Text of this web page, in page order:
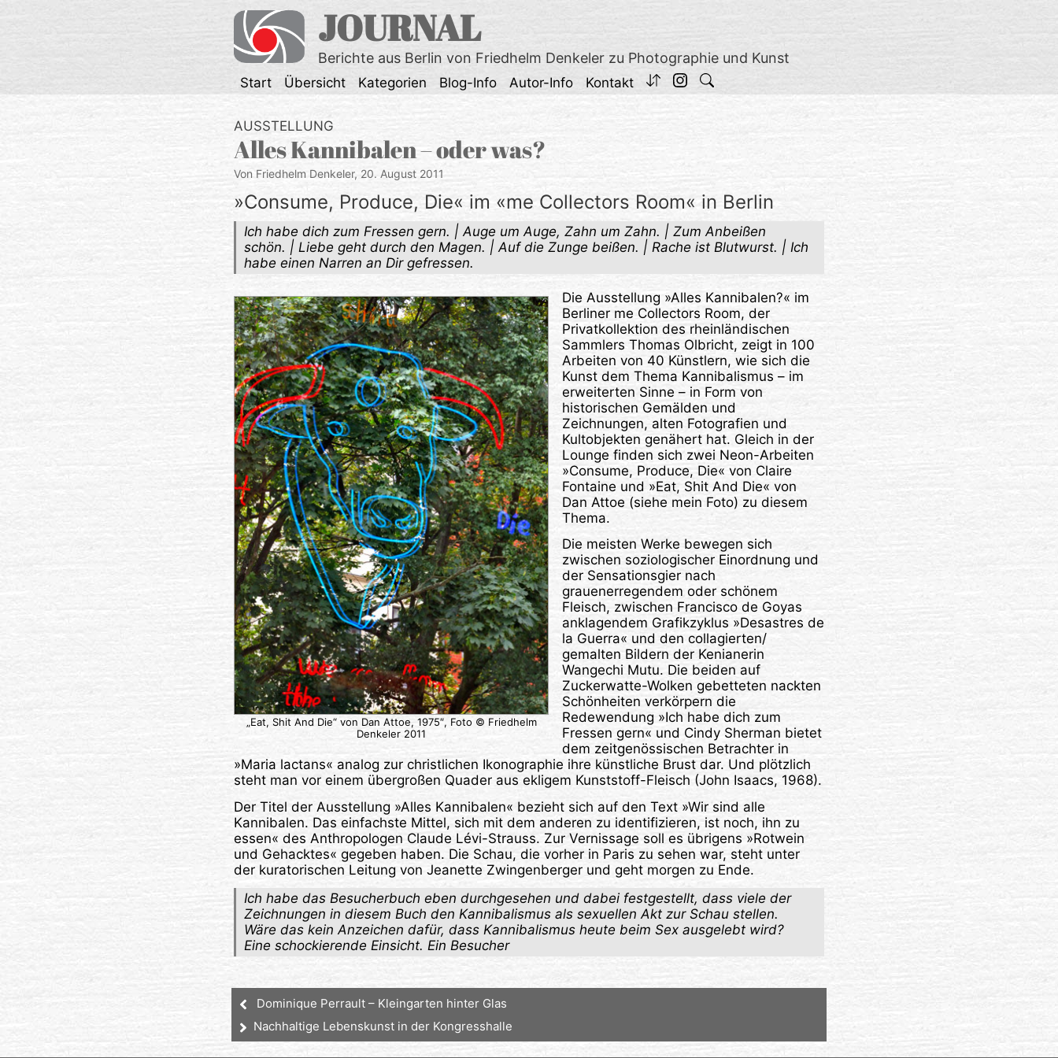
JOURNAL
Berichte aus Berlin von Friedhelm Denkeler zu Photographie und Kunst
Start Übersicht Kategorien Blog-Info Autor-Info Kontakt
AUSSTELLUNG
Alles Kannibalen – oder was?
Von Friedhelm Denkeler, 20. August 2011
»Consume, Produce, Die« im «me Collectors Room« in Berlin
Ich habe dich zum Fressen gern. | Auge um Auge, Zahn um Zahn. | Zum Anbeißen
schön. | Liebe geht durch den Magen. | Auf die Zunge beißen. | Rache ist Blutwurst. | Ich
habe einen Narren an Dir gefressen.
„Eat, Shit And Die“ von Dan Attoe, 1975″, Foto © Friedhelm
Denkeler 2011
Die Ausstellung »Alles Kannibalen?« im
Berliner me Collectors Room, der
Privatkollektion des rheinländischen
Sammlers Thomas Olbricht, zeigt in 100
Arbeiten von 40 Künstlern, wie sich die
Kunst dem Thema Kannibalismus – im
erweiterten Sinne – in Form von
historischen Gemälden und
Zeichnungen, alten Fotografien und
Kultobjekten genähert hat. Gleich in der
Lounge finden sich zwei Neon-Arbeiten
»Consume, Produce, Die« von Claire
Fontaine und »Eat, Shit And Die« von
Dan Attoe (siehe mein Foto) zu diesem
Thema.
Die meisten Werke bewegen sich
zwischen soziologischer Einordnung und
der Sensationsgier nach
grauenerregendem oder schönem
Fleisch, zwischen Francisco de Goyas
anklagendem Grafikzyklus »Desastres de
la Guerra« und den collagierten/
gemalten Bildern der Kenianerin
Wangechi Mutu. Die beiden auf
Zuckerwatte-Wolken gebetteten nackten
Schönheiten verkörpern die
Redewendung »Ich habe dich zum
Fressen gern« und Cindy Sherman bietet
dem zeitgenössischen Betrachter in
»Maria lactans« analog zur christlichen Ikonographie ihre künstliche Brust dar. Und plötzlich
steht man vor einem übergroßen Quader aus ekligem Kunststoff-Fleisch (John Isaacs, 1968).
Der Titel der Ausstellung »Alles Kannibalen« bezieht sich auf den Text »Wir sind alle
Kannibalen. Das einfachste Mittel, sich mit dem anderen zu identifizieren, ist noch, ihn zu
essen« des Anthropologen Claude Lévi-Strauss. Zur Vernissage soll es übrigens »Rotwein
und Gehacktes« gegeben haben. Die Schau, die vorher in Paris zu sehen war, steht unter
der kuratorischen Leitung von Jeanette Zwingenberger und geht morgen zu Ende.
Ich habe das Besucherbuch eben durchgesehen und dabei festgestellt, dass viele der
Zeichnungen in diesem Buch den Kannibalismus als sexuellen Akt zur Schau stellen.
Wäre das kein Anzeichen dafür, dass Kannibalismus heute beim Sex ausgelebt wird?
Eine schockierende Einsicht. Ein Besucher
Dominique Perrault – Kleingarten hinter Glas
Nachhaltige Lebenskunst in der Kongresshalle